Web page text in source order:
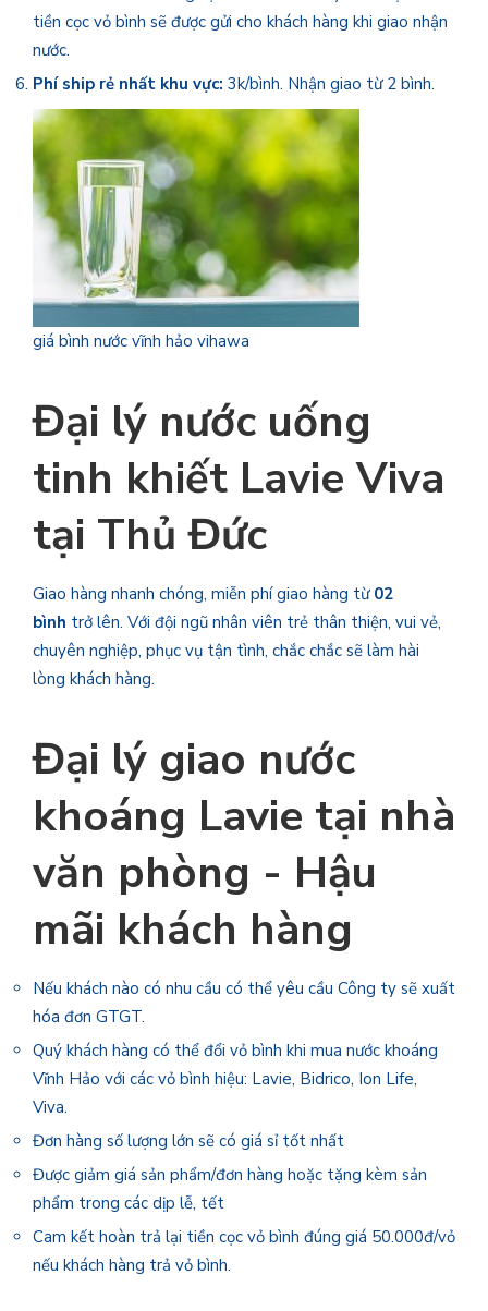
tiền cọc vỏ bình sẽ được gửi cho khách hàng khi giao nhận
nước.
Phí ship rẻ nhất khu vực: 3k/bình. Nhận giao từ 2 bình.
giá bình nước vĩnh hảo vihawa
Đại lý nước uống
tinh khiết Lavie Viva
tại Thủ Đức
Giao hàng nhanh chóng, miễn phí giao hàng từ 02
bình trở lên. Với đội ngũ nhân viên trẻ thân thiện, vui vẻ,
chuyên nghiệp, phục vụ tận tình, chắc chắc sẽ làm hài
lòng khách hàng.
Đại lý giao nước
khoáng Lavie tại nhà
văn phòng - Hậu
mãi khách hàng
Nếu khách nào có nhu cầu có thể yêu cầu Công ty sẽ xuất
hóa đơn GTGT.
Quý khách hàng có thể đổi vỏ bình khi mua nước khoáng
Vĩnh Hảo với các vỏ bình hiệu: Lavie, Bidrico, Ion Life,
Viva.
Đơn hàng số lượng lớn sẽ có giá sỉ tốt nhất
Được giảm giá sản phẩm/đơn hàng hoặc tặng kèm sản
phẩm trong các dịp lễ, tết
Cam kết hoàn trả lại tiền cọc vỏ bình đúng giá 50.000đ/vỏ
nếu khách hàng trả vỏ bình.